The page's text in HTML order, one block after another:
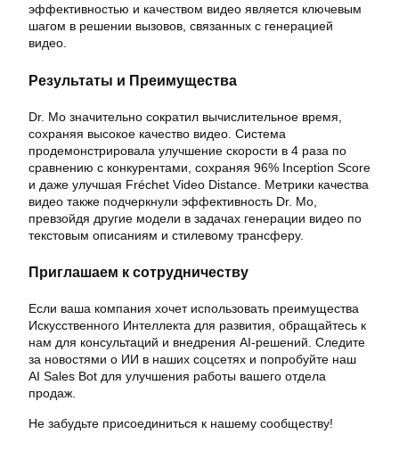
эффективностью и качеством видео является ключевым
шагом в решении вызовов, связанных с генерацией
видео.
Результаты и Преимущества
Dr. Mo значительно сократил вычислительное время,
сохраняя высокое качество видео. Система
продемонстрировала улучшение скорости в 4 раза по
сравнению с конкурентами, сохраняя 96% Inception Score
и даже улучшая Fréchet Video Distance. Метрики качества
видео также подчеркнули эффективность Dr. Mo,
превзойдя другие модели в задачах генерации видео по
текстовым описаниям и стилевому трансферу.
Приглашаем к сотрудничеству
Если ваша компания хочет использовать преимущества
Искусственного Интеллекта для развития, обращайтесь к
нам для консультаций и внедрения AI-решений. Следите
за новостями о ИИ в наших соцсетях и попробуйте наш
AI Sales Bot для улучшения работы вашего отдела
продаж.
Не забудьте присоединиться к нашему сообществу!